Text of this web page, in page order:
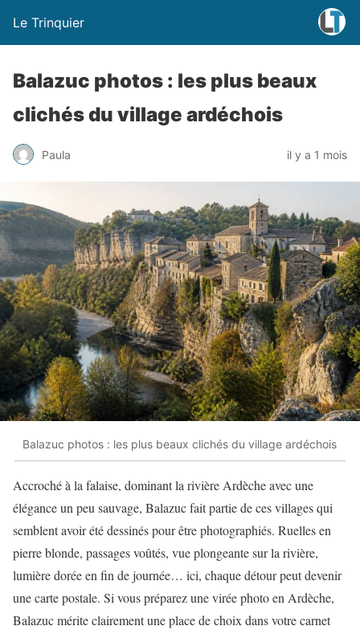
Le Trinquier
Balazuc photos : les plus beaux
clichés du village ardéchois
Paula il y a 1 mois
Balazuc photos : les plus beaux clichés du village ardéchois
Accroché à la falaise, dominant la rivière Ardèche avec une
élégance un peu sauvage, Balazuc fait partie de ces villages qui
semblent avoir été dessinés pour être photographiés. Ruelles en
pierre blonde, passages voûtés, vue plongeante sur la rivière,
lumière dorée en fin de journée… ici, chaque détour peut devenir
une carte postale. Si vous préparez une virée photo en Ardèche,
Balazuc mérite clairement une place de choix dans votre carnet